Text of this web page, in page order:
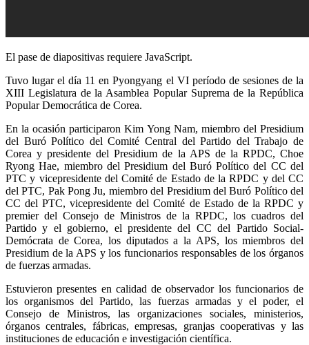
El pase de diapositivas requiere JavaScript.
Tuvo lugar el día 11 en Pyongyang el VI período de sesiones de la
XIII Legislatura de la Asamblea Popular Suprema de la República
Popular Democrática de Corea.
En la ocasión participaron Kim Yong Nam, miembro del Presidium
del Buró Político del Comité Central del Partido del Trabajo de
Corea y presidente del Presidium de la APS de la RPDC, Choe
Ryong Hae, miembro del Presidium del Buró Político del CC del
PTC y vicepresidente del Comité de Estado de la RPDC y del CC
del PTC, Pak Pong Ju, miembro del Presidium del Buró Político del
CC del PTC, vicepresidente del Comité de Estado de la RPDC y
premier del Consejo de Ministros de la RPDC, los cuadros del
Partido y el gobierno, el presidente del CC del Partido Social-
Demócrata de Corea, los diputados a la APS, los miembros del
Presidium de la APS y los funcionarios responsables de los órganos
de fuerzas armadas.
Estuvieron presentes en calidad de observador los funcionarios de
los organismos del Partido, las fuerzas armadas y el poder, el
Consejo de Ministros, las organizaciones sociales, ministerios,
órganos centrales, fábricas, empresas, granjas cooperativas y las
instituciones de educación e investigación científica.